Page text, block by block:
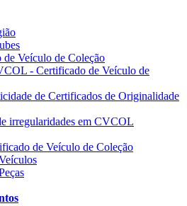
Veículo de Coleção
- Certificado de Veículo de
de Certificados de Originalidade
irregularidades em CVCOL
de Veículo de Coleção